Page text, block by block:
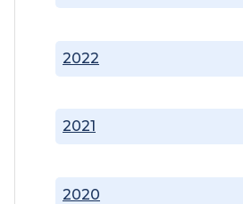
2020
2021
2022